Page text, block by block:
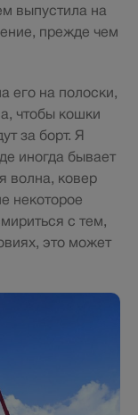
выпустила на
прежде чем
его на полоски,
чтобы кошки
за борт. Я
иногда бывает
волна, ковер
некоторое
с тем,
это может